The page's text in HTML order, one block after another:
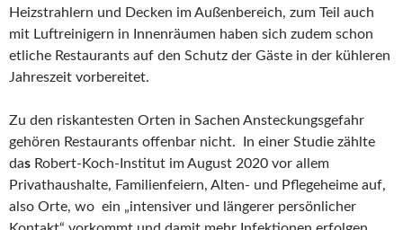
Heizstrahlern und Decken im Außenbereich, zum Teil auch
mit Luftreinigern in Innenräumen haben sich zudem schon
etliche Restaurants auf den Schutz der Gäste in der kühleren
Jahreszeit vorbereitet.
Zu den riskantesten Orten in Sachen Ansteckungsgefahr
gehören Restaurants offenbar nicht. In einer Studie zählte
das Robert-Koch-Institut im August 2020 vor allem
Privathaushalte, Familienfeiern, Alten- und Pflegeheime auf,
also Orte, wo ein „intensiver und längerer persönlicher